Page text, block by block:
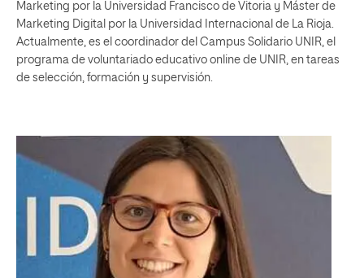
Marketing por la Universidad Francisco de Vitoria y Máster de
Marketing Digital por la Universidad Internacional de La Rioja.
Actualmente, es el coordinador del Campus Solidario UNIR, el
programa de voluntariado educativo online de UNIR, en tareas
de selección, formación y supervisión.